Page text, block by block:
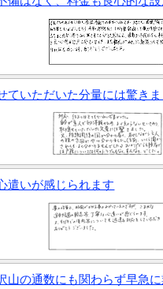
ていただいた分量には驚きま
遣いが感じられます
山の通数にも関わらず早急